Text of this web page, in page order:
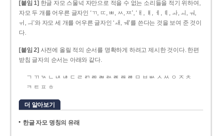
[붙임 1] 한글 자모 스물넉 자만으로 적을 수 없는 소리들을 적기 위하여,
자모 두 개를 어우른 글자인 ‘ㄲ, ㄸ, ㅃ, ㅆ, ㅉ’, ‘ㅐ, ㅒ, ㅔ, ㅖ, ㅘ, ㅚ, ㅝ,
ㅟ, ㅢ’와 자모 세 개를 어우른 글자인 ‘ㅙ, ㅞ’를 쓴다는 것을 보여 준 것이
다.
[붙임 2] 사전에 올릴 적의 순서를 명확하게 하려고 제시한 것이다. 한편
받침 글자의 순서는 아래와 같다.
ㄱ ㄲ ㄳ ㄴ ㄵ ㄶ ㄷ ㄹ ㄺ ㄻ ㄼ ㄽ ㄾ ㄿ ㅀ ㅁ ㅂ ㅄ ㅅ ㅆ ㅇ ㅈ ㅊ
ㅋ ㅌ ㅍ ㅎ
더 알아보기
한글 자모 명칭의 유래